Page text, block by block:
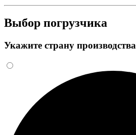
Выбор погрузчика
Укажите страну производства